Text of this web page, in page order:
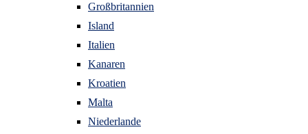
Großbritannien
Island
Italien
Kanaren
Kroatien
Malta
Niederlande